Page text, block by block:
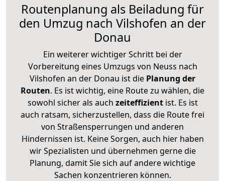
Routenplanung als Beiladung für
den Umzug nach Vilshofen an der
Donau
Ein weiterer wichtiger Schritt bei der
Vorbereitung eines Umzugs von Neuss nach
Vilshofen an der Donau ist die Planung der
Routen. Es ist wichtig, eine Route zu wählen, die
sowohl sicher als auch zeiteffizientist. Es ist
auch ratsam, sicherzustellen, dass die Route frei
von Straßensperrungen und anderen
Hindernissen ist. Keine Sorgen, auch hier haben
wir Spezialisten und übernehmen gerne die
Planung, damit Sie sich auf andere wichtige
Sachen konzentrieren können.